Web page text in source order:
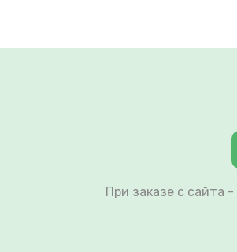
При заказе с сайта -